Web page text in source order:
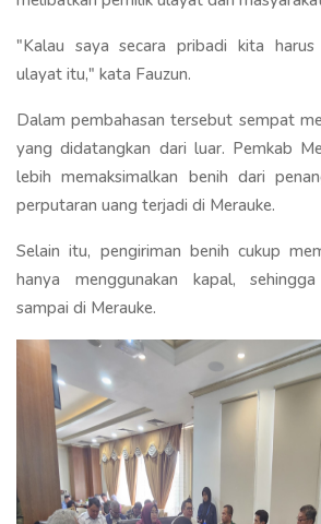
"Kalau saya secara pribadi kita harus
ulayat itu," kata Fauzun.
Dalam pembahasan tersebut sempat
yang didatangkan dari luar. Pemkab
lebih memaksimalkan benih dari
perputaran uang terjadi di Merauke.
Selain itu, pengiriman benih cukup
hanya menggunakan kapal,
sampai di Merauke.